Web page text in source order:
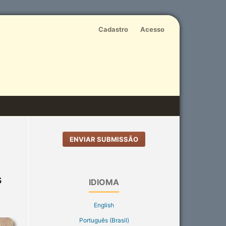
Cadastro Acesso
ENVIAR SUBMISSÃO
IDIOMA
English
Português (Brasil)